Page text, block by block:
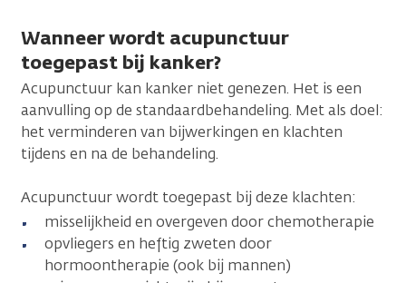
Wanneer wordt acupunctuur
toegepast bij kanker?
Acupunctuur kan kanker niet genezen. Het is een
aanvulling op de standaardbehandeling. Met als doel:
het verminderen van bijwerkingen en klachten
tijdens en na de behandeling.
Acupunctuur wordt toegepast bij deze klachten:
misselijkheid en overgeven door chemotherapie
opvliegers en heftig zweten door
hormoontherapie (ook bij mannen)